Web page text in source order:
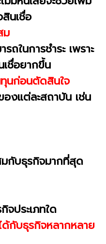
นเชื่อ
ม
ถในการชำระ เพราะ
ชื่อยากขึ้น
นก่อนตัดสินใจ
องแต่ละสถาบัน เช่น
มกับธุรกิจมากที่สุด
จประเภทใด
ด้กับธุรกิจหลากหลาย